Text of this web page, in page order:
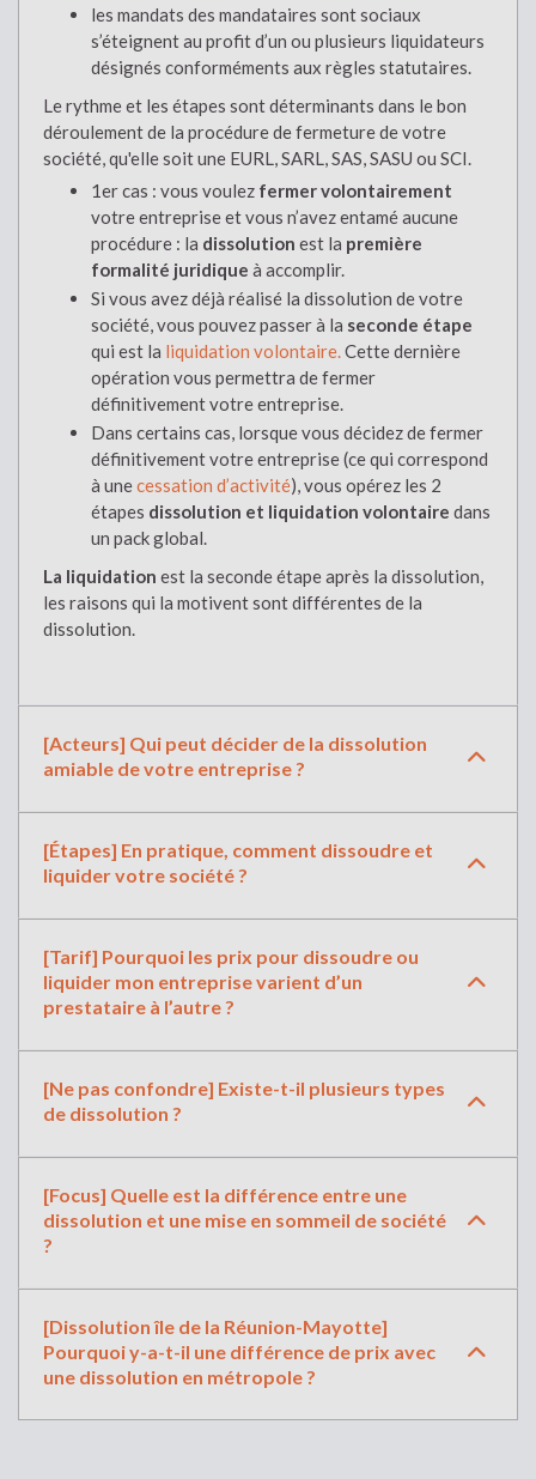
les mandats des mandataires sont sociaux
s’éteignent au profit d’un ou plusieurs liquidateurs
désignés conforméments aux règles statutaires.
Le rythme et les étapes sont déterminants dans le bon
déroulement de la procédure de fermeture de votre
société, qu'elle soit une EURL, SARL, SAS, SASU ou SCI.
1er cas : vous voulez fermer volontairement
votre entreprise et vous n’avez entamé aucune
procédure : la dissolution est la première
formalité juridique à accomplir.
Si vous avez déjà réalisé la dissolution de votre
société, vous pouvez passer à la seconde étape
qui est la liquidation volontaire.Cette dernière
opération vous permettra de fermer
définitivement votre entreprise.
Dans certains cas, lorsque vous décidez de fermer
définitivement votre entreprise (ce qui correspond
à unecessation d’activité), vous opérez les 2
étapes dissolution et liquidation volontaire dans
un pack global.
La liquidation est la seconde étape après la dissolution,
les raisons qui la motivent sont différentes de la
dissolution.
[Acteurs] Qui peut décider de la dissolution
amiable de votre entreprise ?
[Étapes] En pratique, comment dissoudre et
liquider votre société ?
[Tarif] Pourquoi les prix pour dissoudre ou
liquider mon entreprise varient d’un
prestataire à l’autre ?
[Ne pas confondre] Existe-t-il plusieurs types
de dissolution ?
[Focus] Quelle est la différence entre une
dissolution et une mise en sommeil de société
?
[Dissolution île de la Réunion-Mayotte]
Pourquoi y-a-t-il une différence de prix avec
une dissolution en métropole ?